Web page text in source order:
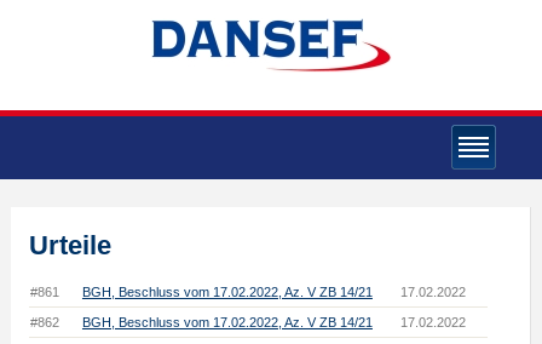
Urteile
#861 BGH, Beschluss vom 17.02.2022, Az. V ZB 14/21 17.02.2022
#862 BGH, Beschluss vom 17.02.2022, Az. V ZB 14/21 17.02.2022